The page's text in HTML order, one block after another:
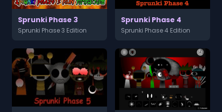
Sprunki Phase 3
Sprunki Phase 3 Edition
Sprunki Phase 4
Sprunki Phase 4 Edition